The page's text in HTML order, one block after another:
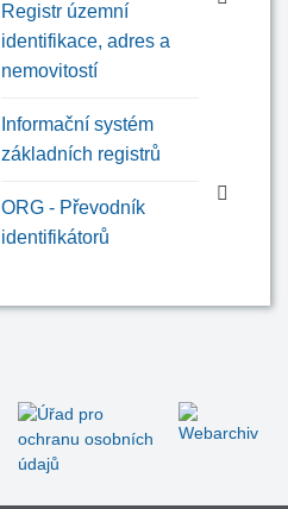
Registr územní
identifikace, adres a
nemovitostí
Informační systém
základních registrů
ORG - Převodník
identifikátorů